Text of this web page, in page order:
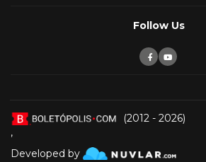
Follow Us
(2012 - 2026)
,
Developed by